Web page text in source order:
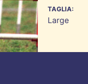
TAGLIA:
Large